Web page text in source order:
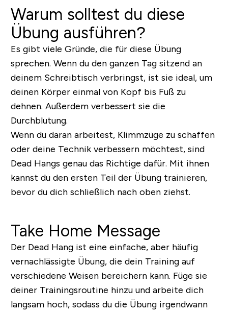
Warum solltest du diese
Übung ausführen?
Es gibt viele Gründe, die für diese Übung
sprechen. Wenn du den ganzen Tag sitzend an
deinem Schreibtisch verbringst, ist sie ideal, um
deinen Körper einmal von Kopf bis Fuß zu
dehnen. Außerdem verbessert sie die
Durchblutung.
Wenn du daran arbeitest, Klimmzüge zu schaffen
oder deine Technik verbessern möchtest, sind
Dead Hangs genau das Richtige dafür. Mit ihnen
kannst du den ersten Teil der Übung trainieren,
bevor du dich schließlich nach oben ziehst.
Take Home Message
Der Dead Hang ist eine einfache, aber häufig
vernachlässigte Übung, die dein Training auf
verschiedene Weisen bereichern kann. Füge sie
deiner Trainingsroutine hinzu und arbeite dich
langsam hoch, sodass du die Übung irgendwann